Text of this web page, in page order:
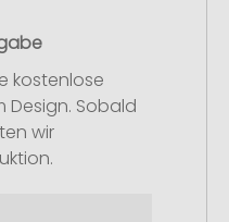
kostenlose
Design. Sobald
wir